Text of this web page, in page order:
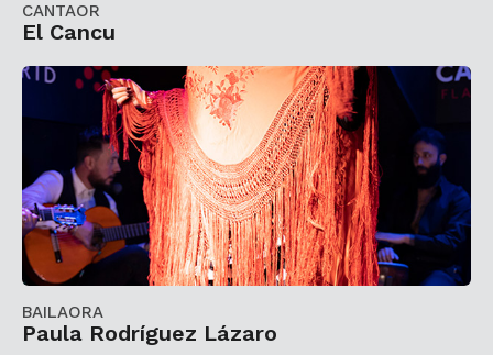
CANTAOR
El Cancu
BAILAORA
Paula Rodríguez Lázaro